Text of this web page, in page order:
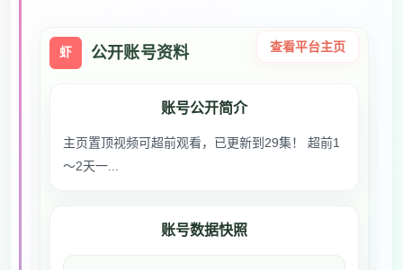
虾 公开账号资料 查看平台主页
账号公开简介
主页置顶视频可超前观看，已更新到29集！ 超前1
～2天一...
账号数据快照